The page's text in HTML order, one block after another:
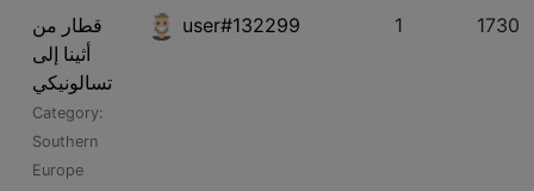
قطار من
أثينا إلى
تسالونيكي
Category:
Southern
Europe
user#132299 1 1730